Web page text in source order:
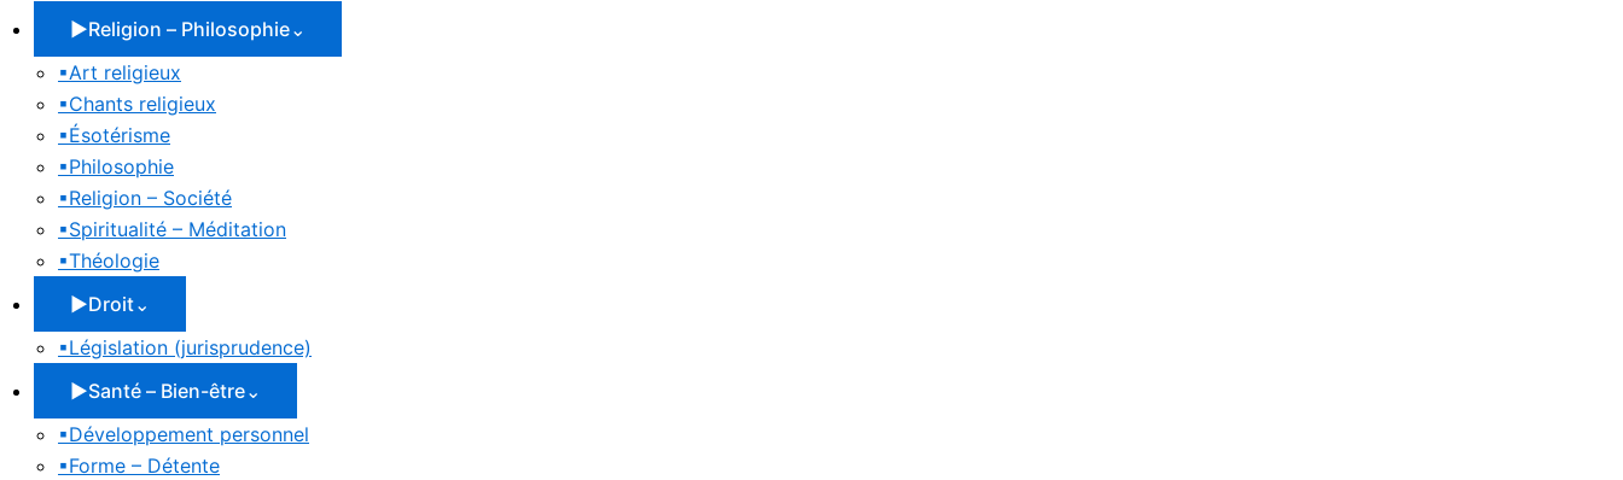
▶Religion – Philosophie⌄
▪Art religieux
▪Chants religieux
▪Ésotérisme
▪Philosophie
▪Religion – Société
▪Spiritualité – Méditation
▪Théologie
▶Droit⌄
▪Législation (jurisprudence)
▶Santé – Bien-être⌄
▪Développement personnel
▪Forme – Détente